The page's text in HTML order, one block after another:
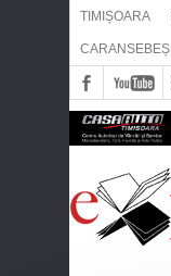
TIMIȘOARA
CARANSEBEȘ